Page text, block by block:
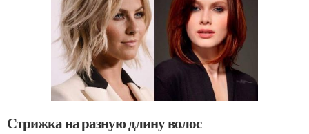
Стрижка на разную длину волос